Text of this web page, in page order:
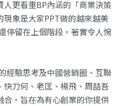
更看重BP內涵的「商業決策
象是大家PPT做的越來越美
停留在上個階段，著實令人惋
經驗思考及中國營銷圈、互聯
刀何、老匡、楊飛、周喆吾
，旨在為有心創業的你提供